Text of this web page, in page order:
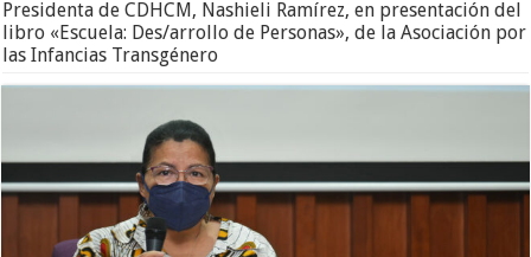
Presidenta de CDHCM, Nashieli Ramírez, en presentación del
libro «Escuela: Des/arrollo de Personas», de la Asociación por
las Infancias Transgénero